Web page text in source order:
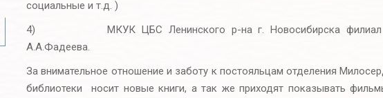
социальные и т.д. )
4) МКУК ЦБС Ленинского р-на г. Новосибирска филиал
А.А.Фадеева.
За внимательное отношение и заботу к постояльцам отделения
библиотеки носит новые книги, а так же приходят показывать